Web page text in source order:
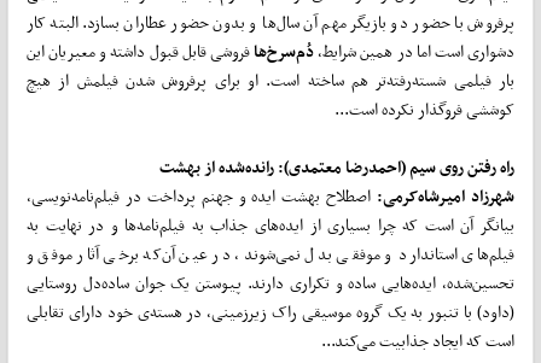
پرفروش با حضور دو بازیگر مهم آن سال‌ها و بدون حضور عطاران بسازد. البته کار
دشواری است اما در همین شرایط،دُمسرخهافروشی قابل قبول داشته و معیریان این
بار فیلمی شسته‌رفته‌تر هم ساخته است. او برای پرفروش شدن فیلمش از هیچ
کوششی فروگذار نکرده است...
راه رفتن روی سیم (احمدرضا معتمدی):رانده‌شده از بهشت
شهرزاد امیرشاهکرمی: اصطلاح بهشت ایده و جهنم پرداخت در فیلم‌نامه‌نویسی،
بیانگر آن است که چرا بسیاری از ایده‌های جذاب به فیلم‌نامه‌ها و در نهایت به
فیلم‌های استاندارد و موفقی بدل نمی‌شوند، در عین آن‌که برخی آثار موفق و
تحسین‌شده، ایده‌هایی ساده و تکراری دارند. پیوستن یک جوان ساده‌دل روستایی
(داود) با تنبور به یک گروه موسیقی راک زیرزمینی، در هسته‌ی خود دارای تقابلی
است که ایجاد جذابیت می‌کند...